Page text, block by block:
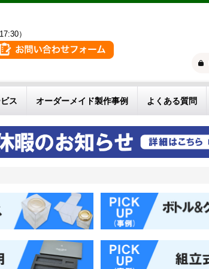
）
ス オーダーメイド製作事例 よくある質問